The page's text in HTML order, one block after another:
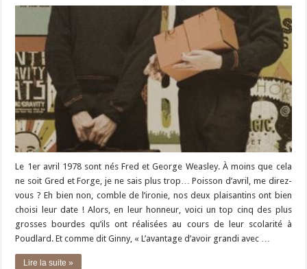
Le 1er avril 1978 sont nés Fred et George Weasley. À moins que cela
ne soit Gred et Forge, je ne sais plus trop… Poisson d’avril, me direz-
vous ? Eh bien non, comble de l’ironie, nos deux plaisantins ont bien
choisi leur date ! Alors, en leur honneur, voici un top cinq des plus
grosses bourdes qu’ils ont réalisées au cours de leur scolarité à
Poudlard. Et comme dit Ginny, « L’avantage d’avoir grandi avec …
Lire la suite »